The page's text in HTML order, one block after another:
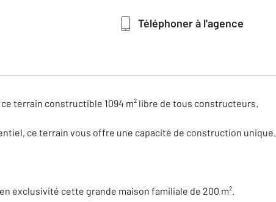
Téléphoner à l'agence
terrain constructible 1094 m² libre de tous constructeurs.
ce terrain vous offre une capacité de construction unique.
exclusivité cette grande maison familiale de 200 m².